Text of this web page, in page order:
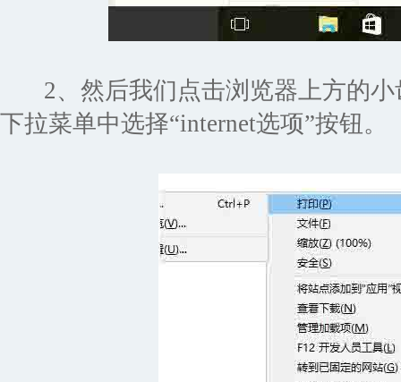
2、然后我们点击浏览器上方的小
下拉菜单中选择“internet选项”按钮。